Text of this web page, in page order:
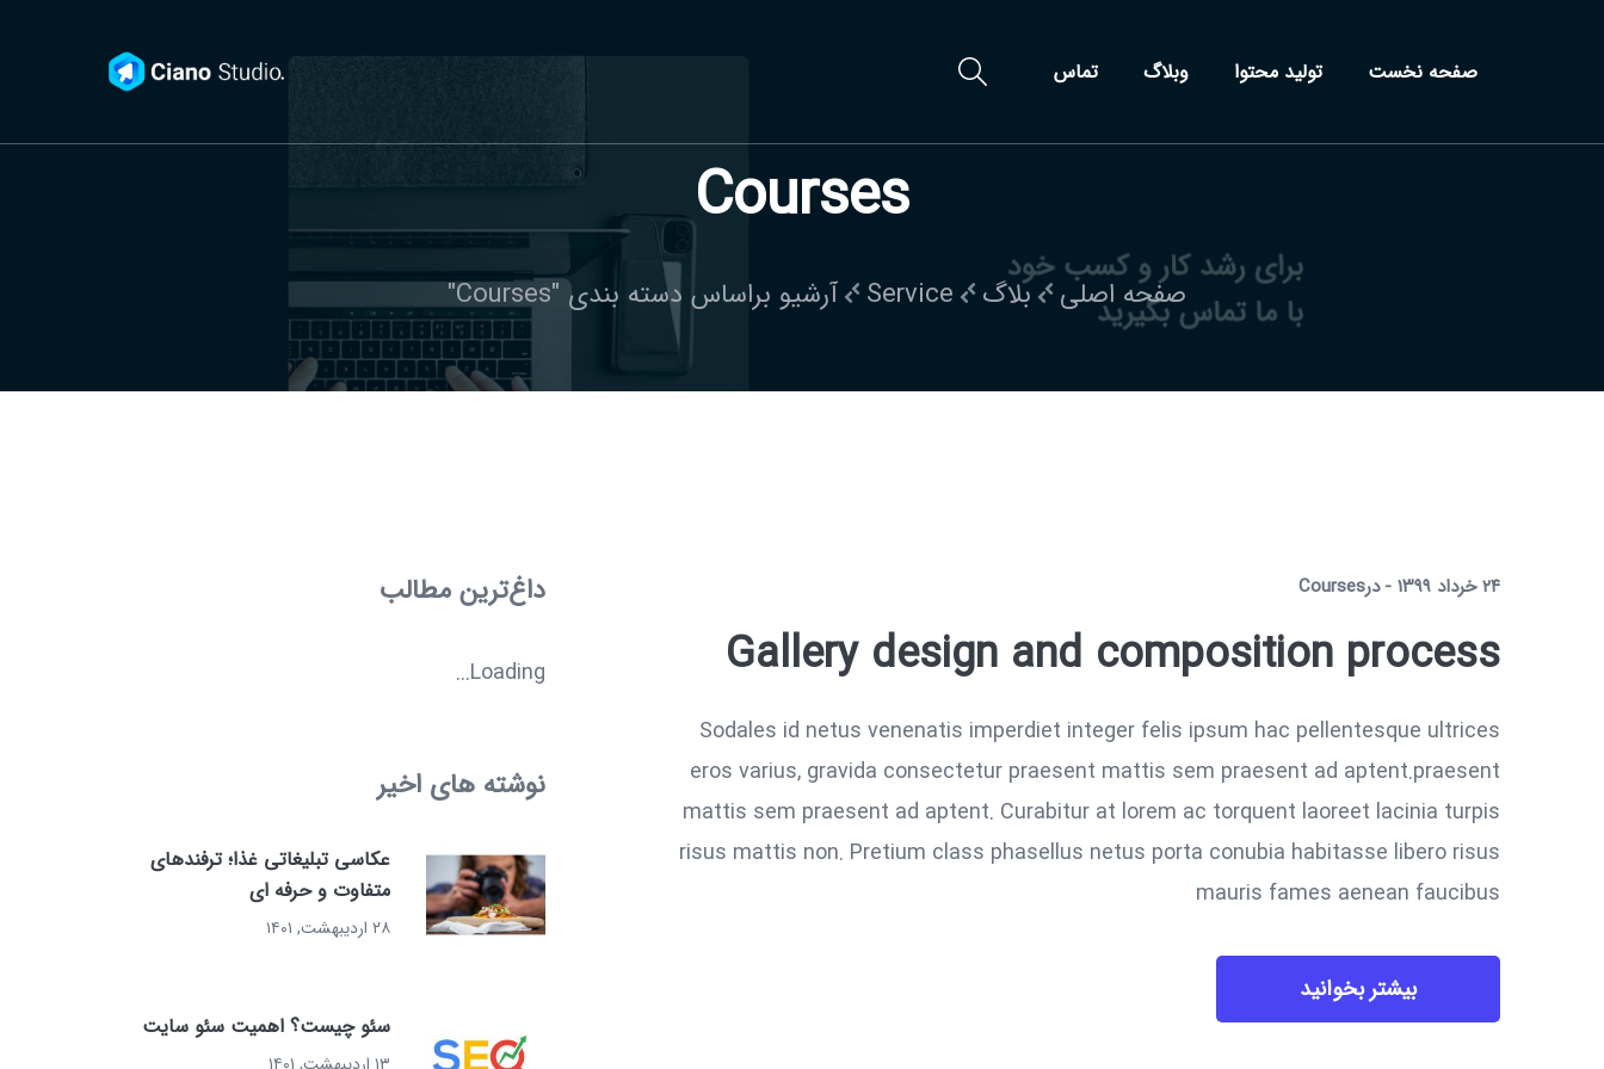
صفحه نخست تولید محتوا وبلاگ تماس
Courses
صفحه اصلی بلاگ Service آرشیو براساس دسته بندی "Courses"
۲۴ خرداد ۱۳۹۹ درCourses
Gallery design and composition process
Sodales id netus venenatis imperdiet integer felis ipsum hac pellentesque ultrices
eros varius, gravida consectetur praesent mattis sem praesent ad aptent.praesent
mattis sem praesent ad aptent. Curabitur at lorem ac torquent laoreet lacinia turpis
risus mattis non. Pretium class phasellus netus porta conubia habitasse libero risus
mauris fames aenean faucibus
بیشتر بخوانید
داغ‌ترین مطالب
Loading...
نوشته های اخیر
عکاسی تبلیغاتی غذا؛ ترفندهای
متفاوت و حرفه ای
۲۸ اردیبهشت, ۱۴۰۱
سئو چیست؟ اهمیت سئو سایت